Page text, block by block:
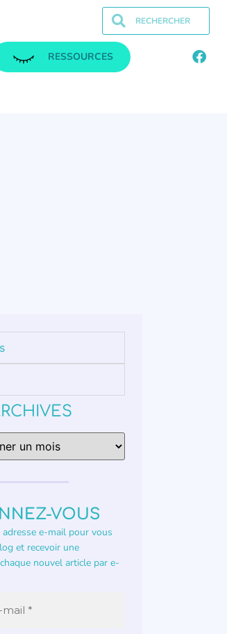
RESSOURCES
VOUS
adresse e-mail pour vous
et recevoir une
nouvel article par e-